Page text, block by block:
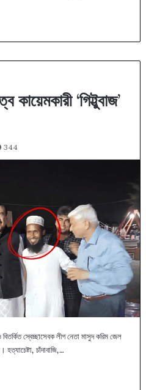
কায়েমকারী ‘গিট্টুবাজ’
344
স্বেচ্ছাসেবক লীগ নেতা মাসুদ করিম জেল
চাঁদাবাজি,…